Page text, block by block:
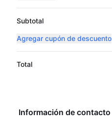
Subtotal
Agregar cupón de descuento
Total
Información de contacto